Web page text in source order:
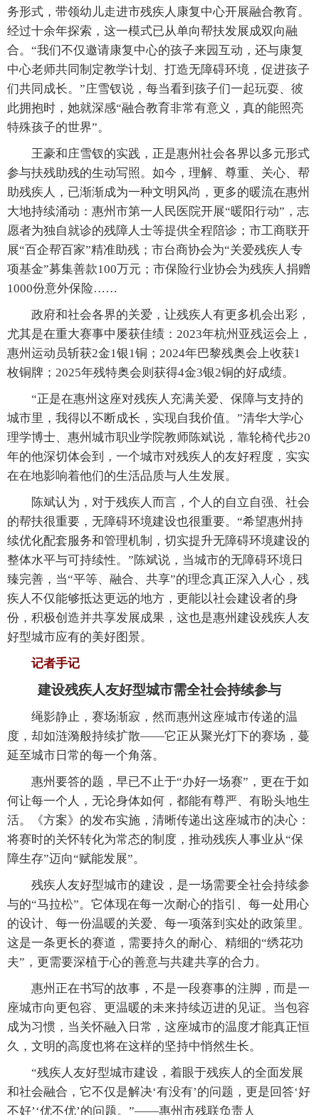
务形式，带领幼儿走进市残疾人康复中心开展融合教育。
经过十余年探索，这一模式已从单向帮扶发展成双向融
合。“我们不仅邀请康复中心的孩子来园互动，还与康复
中心老师共同制定教学计划、打造无障碍环境，促进孩子
们共同成长。”庄雪钗说，每当看到孩子们一起玩耍、彼
此拥抱时，她就深感“融合教育非常有意义，真的能照亮
特殊孩子的世界”。
王豪和庄雪钗的实践，正是惠州社会各界以多元形式
参与扶残助残的生动写照。如今，理解、尊重、关心、帮
助残疾人，已渐渐成为一种文明风尚，更多的暖流在惠州
大地持续涌动：惠州市第一人民医院开展“暖阳行动”，志
愿者为独自就诊的残障人士等提供全程陪诊；市工商联开
展“百企帮百家”精准助残；市台商协会为“关爱残疾人专
项基金”募集善款100万元；市保险行业协会为残疾人捐赠
1000份意外保险……
政府和社会各界的关爱，让残疾人有更多机会出彩，
尤其是在重大赛事中屡获佳绩：2023年杭州亚残运会上，
惠州运动员斩获2金1银1铜；2024年巴黎残奥会上收获1
枚铜牌；2025年残特奥会则获得4金3银2铜的好成绩。
“正是在惠州这座对残疾人充满关爱、保障与支持的
城市里，我得以不断成长，实现自我价值。”清华大学心
理学博士、惠州城市职业学院教师陈斌说，靠轮椅代步20
年的他深切体会到，一个城市对残疾人的友好程度，实实
在在地影响着他们的生活品质与人生发展。
陈斌认为，对于残疾人而言，个人的自立自强、社会
的帮扶很重要，无障碍环境建设也很重要。“希望惠州持
续优化配套服务和管理机制，切实提升无障碍环境建设的
整体水平与可持续性。”陈斌说，当城市的无障碍环境日
臻完善，当“平等、融合、共享”的理念真正深入人心，残
疾人不仅能够抵达更远的地方，更能以社会建设者的身
份，积极创造并共享发展成果，这也是惠州建设残疾人友
好型城市应有的美好图景。
记者手记
建设残疾人友好型城市需全社会持续参与
绳影静止，赛场渐寂，然而惠州这座城市传递的温
度，却如涟漪般持续扩散——它正从聚光灯下的赛场，蔓
延至城市日常的每一个角落。
惠州要答的题，早已不止于“办好一场赛”，更在于如
何让每一个人，无论身体如何，都能有尊严、有盼头地生
活。《方案》的发布实施，清晰传递出这座城市的决心：
将赛时的关怀转化为常态的制度，推动残疾人事业从“保
障生存”迈向“赋能发展”。
残疾人友好型城市的建设，是一场需要全社会持续参
与的“马拉松”。它体现在每一次耐心的指引、每一处用心
的设计、每一份温暖的关爱、每一项落到实处的政策里。
这是一条更长的赛道，需要持久的耐心、精细的“绣花功
夫”，更需要深植于心的善意与共建共享的合力。
惠州正在书写的故事，不是一段赛事的注脚，而是一
座城市向更包容、更温暖的未来持续迈进的见证。当包容
成为习惯，当关怀融入日常，这座城市的温度才能真正恒
久，文明的高度也将在这样的坚持中悄然生长。
“残疾人友好型城市建设，着眼于残疾人的全面发展
和社会融合，它不仅是解决‘有没有’的问题，更是回答‘好
不好’‘优不优’的问题。”——惠州市残联负责人